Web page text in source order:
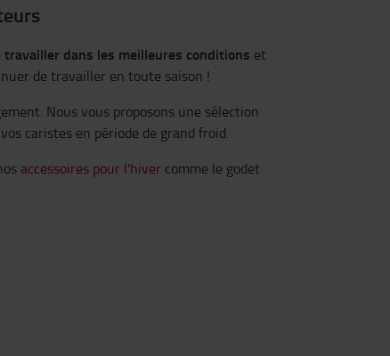
travailler dans les meilleures conditions et
de travailler en toute saison !
Nous vous proposons une sélection
caristes en période de grand froid.
accessoires pour l'hiver comme le godet